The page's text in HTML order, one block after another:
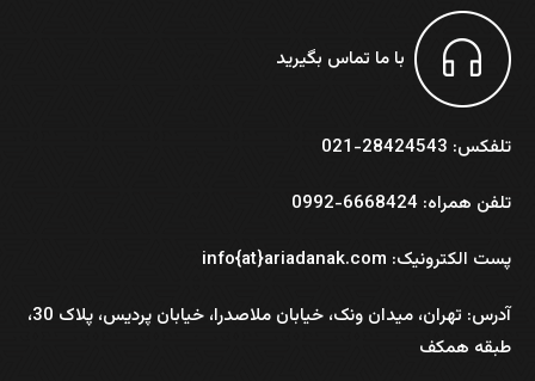
با ما تماس بگیرید
تلفکس: 28424543-021
تلفن همراه: 6668424-0992
پست الکترونیک: info{at}ariadanak.com
آدرس:
تهران، میدان ونک، خیابان ملاصدرا، خیابان پردیس، پلاک 30،
طبقه همکف